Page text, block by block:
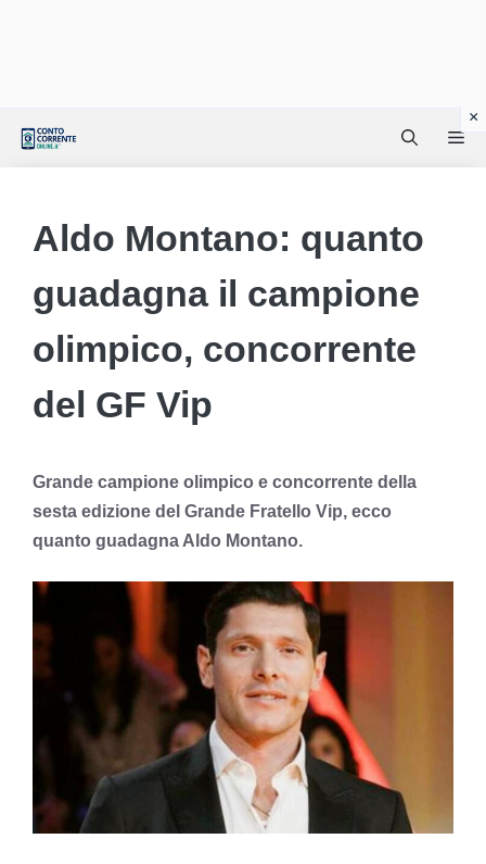
Aldo Montano: quanto
guadagna il campione
olimpico, concorrente
del GF Vip
Grande campione olimpico e concorrente della
sesta edizione del Grande Fratello Vip, ecco
quanto guadagna Aldo Montano.